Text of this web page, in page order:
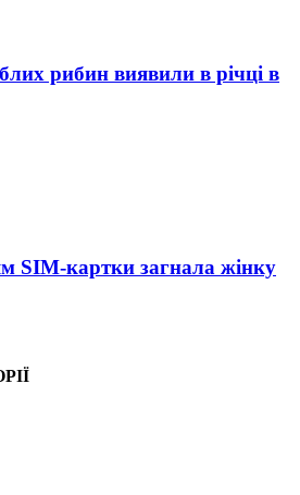
рибин виявили в річці в
SIM-картки загнала жінку